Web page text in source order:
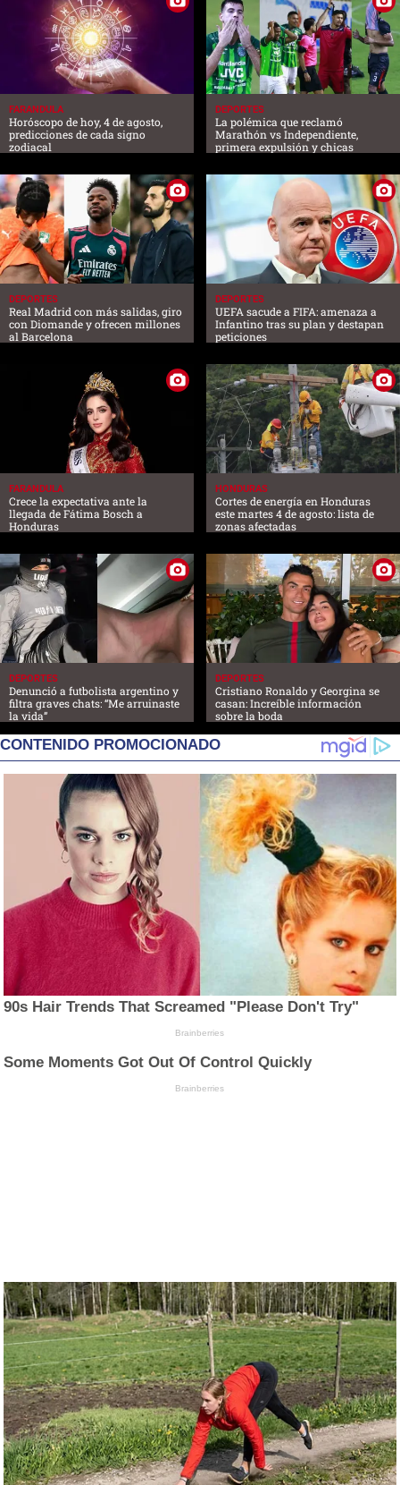
FARANDULA
Horóscopo de hoy, 4 de agosto,
predicciones de cada signo
zodiacal
DEPORTES
La polémica que reclamó
Marathón vs Independiente,
primera expulsión y chicas
DEPORTES
Real Madrid con más salidas, giro
con Diomande y ofrecen millones
al Barcelona
DEPORTES
UEFA sacude a FIFA: amenaza a
Infantino tras su plan y destapan
peticiones
FARANDULA
Crece la expectativa ante la
llegada de Fátima Bosch a
Honduras
HONDURAS
Cortes de energía en Honduras
este martes 4 de agosto: lista de
zonas afectadas
DEPORTES
Denunció a futbolista argentino y
filtra graves chats: “Me arruinaste
la vida”
DEPORTES
Cristiano Ronaldo y Georgina se
casan: Increíble información
sobre la boda
CONTENIDO PROMOCIONADO
90s Hair Trends That Screamed "Please Don't Try"
Brainberries
Some Moments Got Out Of Control Quickly
Brainberries